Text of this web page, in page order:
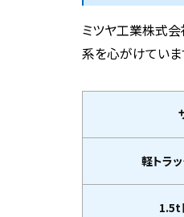
ミツヤ工業株式
系を心がけていま
軽トラ
1.5t